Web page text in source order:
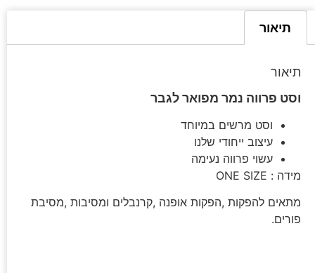
תיאור
תיאור
וסט פרווה נמר מפואר לגבר
וסט מרשים במיוחד
עיצוב ייחודי שלנו
עשוי פרווה נעימה
מידה : ONE SIZE
מתאים להפקות ,הפקות אופנה ,קרנבלים ומסיבות ,מסיבת
פורים.